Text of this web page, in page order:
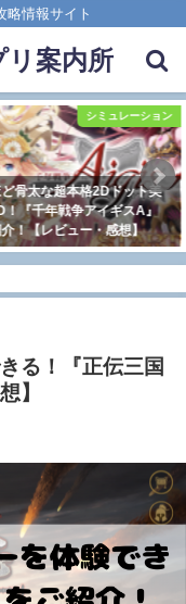
略情報サイト
リ案内所
RPG
者の放置系学園RPG！
入部させてくださ
をご紹介！【レビュー・
る！『正伝三国
】